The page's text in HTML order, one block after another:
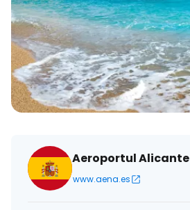
Aeroportul Alicante
www.aena.es